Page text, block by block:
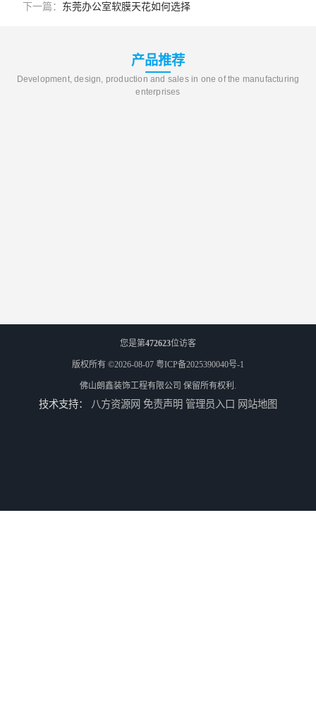
下一篇： 东莞办公室软膜天花如何选择
产品推荐
Development, design, production and sales in one of the manufacturing
enterprises
您是第472623位访客
版权所有 ©2026-08-07 粤ICP备2025390040号-1
佛山朗鑫装饰工程有限公司 保留所有权利.
技术支持： 八方资源网 免责声明 管理员入口 网站地图